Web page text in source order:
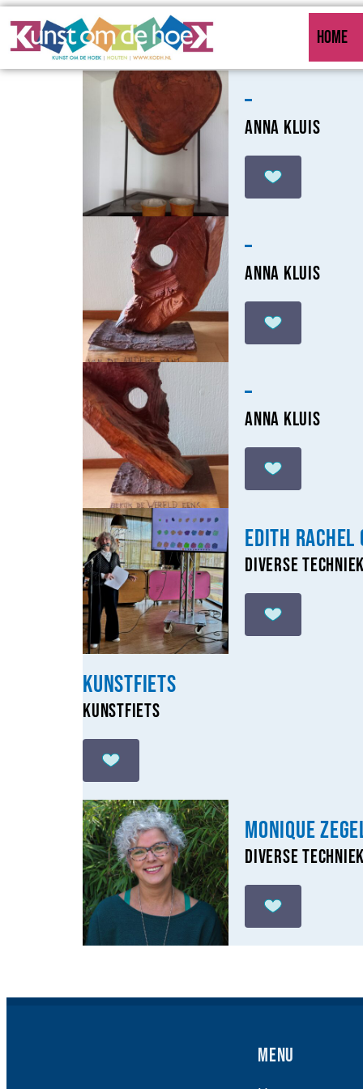
HOME
–
Anna Kluis
–
Anna Kluis
–
Anna Kluis
Edith Rachel
Diverse
Kunstfiets
Kunstfiets
MoniQue
Diverse
Menu